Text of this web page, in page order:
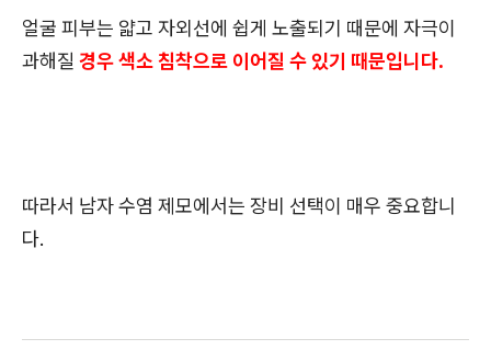
얼굴 피부는 얇고 자외선에 쉽게 노출되기 때문에 자극이
과해질 경우 색소 침착으로 이어질 수 있기 때문입니다.
따라서 남자 수염 제모에서는 장비 선택이 매우 중요합니
다.